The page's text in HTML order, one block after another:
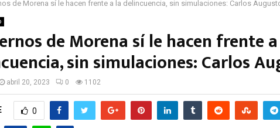
de Morena sí le hacen frente a la delincuencia, sin simulaciones: Carlos
de Morena sí le hacen frente
sin simulaciones: Carlos
abril 20, 2023 0 1102
0